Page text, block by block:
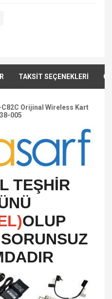
TAKSİT SEÇENEKLERİ
C82C Orijinal Wireless Kart
005
TEŞHİR
OLUP